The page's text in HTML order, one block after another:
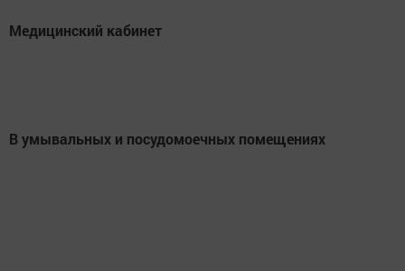
Медицинский кабинет
В умывальных и посудомоечных помещениях